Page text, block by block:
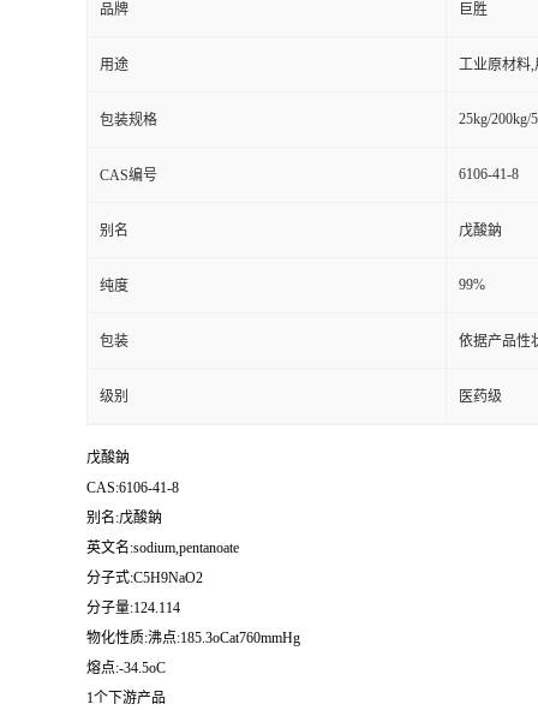
品牌 巨胜
用途 工业原材料
包装规格 25kg/200kg/
CAS编号 6106-41-8
别名 戊酸鈉
纯度 99%
包装 依据产品性
级别 医药级
戊酸鈉
CAS:6106-41-8
别名:戊酸鈉
英文名:sodium,pentanoate
分子式:C5H9NaO2
分子量:124.114
物化性质:沸点:185.3oCat760mmHg
熔点:-34.5oC
1个下游产品